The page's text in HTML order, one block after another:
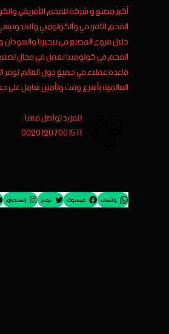
أكبر مصنع و شركة للفحم الأفريقي
الفحم الأفريقي والكولومبي
خلال فروع المصنع فى نيجيريا
قاعده عملاء في جميع دول العالم توفر
العالمية بأسرع وقت وتأمين شامل على
للمزيد تواصل معنا :
00201207001511
واتساب فيسبوك تويتر إنستجرام